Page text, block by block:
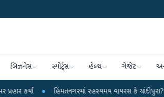
બિઝનેસ સ્પોર્ટ્સ હેલ્થ ગેજેટ
હિંમતનગરમાં રહસ્યમય વાયરસ કે ચાંદીપુરા? 6 બાળકોના